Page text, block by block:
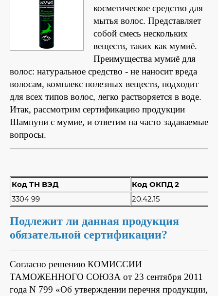
косметическое средство для
мытья волос. Представляет
собой смесь нескольких
веществ, таких как мумиё.
Преимущества мумиё для
волос: натуральное средство - не наносит вреда
волосам, комплекс полезных веществ, подходит
для всех типов волос, легко растворяется в воде.
Итак, рассмотрим сертификацию продукции
Шампуни с мумие, и ответим на часто задаваемые
вопросы.
Код ТН ВЭД
Код ОКПД 2
3304 99
20.42.15
Подлежит ли данная продукция
обязательной сертификации?
Согласно решению КОМИССИИ
ТАМОЖЕННОГО СОЮЗА от 23 сентября 2011
года N 799 «Об утверждении перечня продукции,